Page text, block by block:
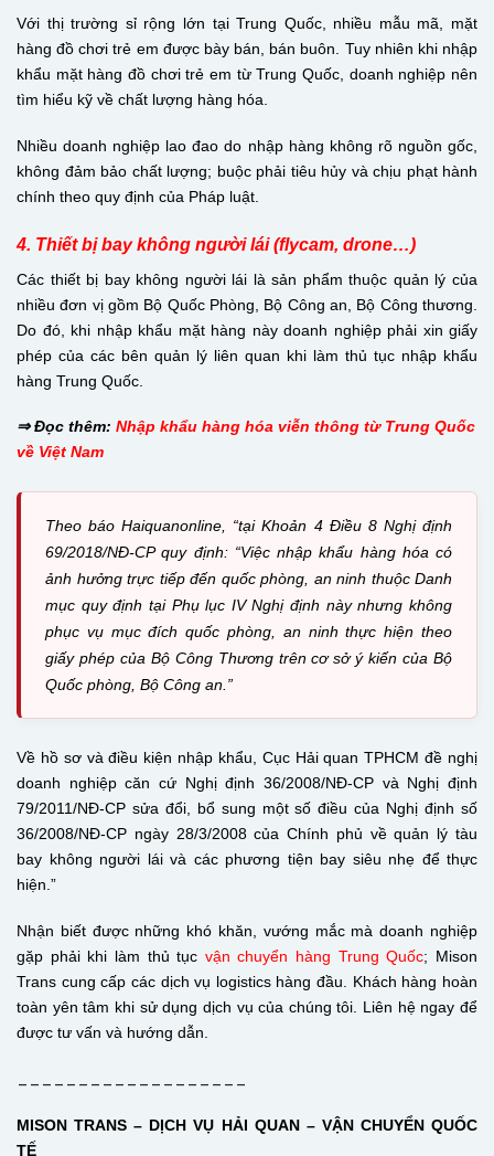
Với thị trường sỉ rộng lớn tại Trung Quốc, nhiều mẫu mã, mặt
hàng đồ chơi trẻ em được bày bán, bán buôn. Tuy nhiên khi nhập
khẩu mặt hàng đồ chơi trẻ em từ Trung Quốc, doanh nghiệp nên
tìm hiểu kỹ về chất lượng hàng hóa.
Nhiều doanh nghiệp lao đao do nhập hàng không rõ nguồn gốc,
không đảm bảo chất lượng; buộc phải tiêu hủy và chịu phạt hành
chính theo quy định của Pháp luật.
4. Thiết bị bay không người lái (flycam, drone…)
Các thiết bị bay không người lái là sản phẩm thuộc quản lý của
nhiều đơn vị gồm Bộ Quốc Phòng, Bộ Công an, Bộ Công thương.
Do đó, khi nhập khẩu mặt hàng này doanh nghiệp phải xin giấy
phép của các bên quản lý liên quan khi làm thủ tục nhập khẩu
hàng Trung Quốc.
⇒ Đọc thêm: Nhập khẩu hàng hóa viễn thông từ Trung Quốc
về Việt Nam
Theo báo Haiquanonline, “tại Khoản 4 Điều 8 Nghị định
69/2018/NĐ-CP quy định: “Việc nhập khẩu hàng hóa có
ảnh hưởng trực tiếp đến quốc phòng, an ninh thuộc Danh
mục quy định tại Phụ lục IV Nghị định này nhưng không
phục vụ mục đích quốc phòng, an ninh thực hiện theo
giấy phép của Bộ Công Thương trên cơ sở ý kiến của Bộ
Quốc phòng, Bộ Công an.”
Về hồ sơ và điều kiện nhập khẩu, Cục Hải quan TPHCM đề nghị
doanh nghiệp căn cứ Nghị định 36/2008/NĐ-CP và Nghị định
79/2011/NĐ-CP sửa đổi, bổ sung một số điều của Nghị định số
36/2008/NĐ-CP ngày 28/3/2008 của Chính phủ về quản lý tàu
bay không người lái và các phương tiện bay siêu nhẹ để thực
hiện.”
Nhận biết được những khó khăn, vướng mắc mà doanh nghiệp
gặp phải khi làm thủ tục vận chuyển hàng Trung Quốc; Mison
Trans cung cấp các dịch vụ logistics hàng đầu. Khách hàng hoàn
toàn yên tâm khi sử dụng dịch vụ của chúng tôi. Liên hệ ngay để
được tư vấn và hướng dẫn.
MISON TRANS – DỊCH VỤ HẢI QUAN – VẬN CHUYỂN QUỐC
TẾ